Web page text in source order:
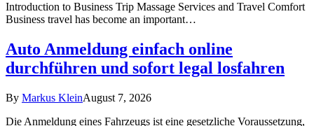
Introduction to Business Trip Massage Services and Travel Comfort
Business travel has become an important…
Auto Anmeldung einfach online
durchführen und sofort legal losfahren
By Markus KleinAugust 7, 2026
Die Anmeldung eines Fahrzeugs ist eine gesetzliche Voraussetzung,